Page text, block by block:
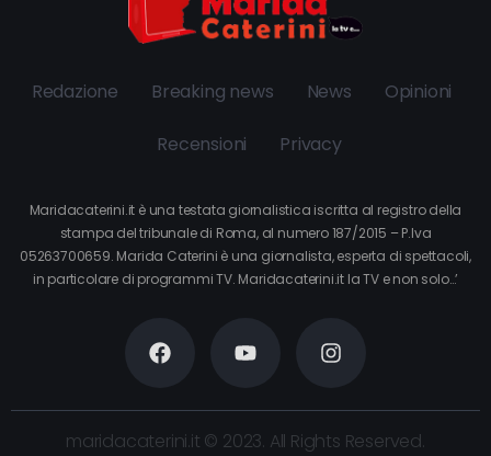
Redazione Breaking news News Opinioni
Recensioni Privacy
Maridacaterini.it è una testata giornalistica iscritta al registro della
stampa del tribunale di Roma, al numero 187/2015 – P.Iva
05263700659. Marida Caterini è una giornalista, esperta di spettacoli,
in particolare di programmi TV. Maridacaterini.it la TV e non solo…’
maridacaterini.it © 2023. All Rights Reserved.